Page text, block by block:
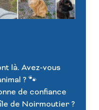
là. Avez-vous
? 🐾
de confiance
de Noirmoutier ?